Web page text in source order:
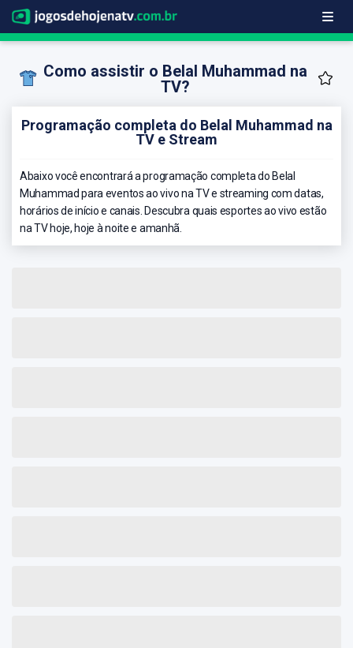
Como assistir o Belal Muhammad na
TV?
Programação completa do Belal Muhammad na
TV e Stream
Abaixo você encontrará a programação completa do Belal
Muhammad para eventos ao vivo na TV e streaming com datas,
horários de início e canais. Descubra quais esportes ao vivo estão
na TV hoje, hoje à noite e amanhã.